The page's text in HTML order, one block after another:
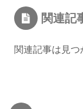
関連記
関連記事は見つ